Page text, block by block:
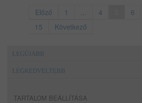
Előző 1 ... 4 6
15
Következő
LEGÚJABB
LEGKEDVELTEBB
TARTALOM BEÁLLÍTÁSA